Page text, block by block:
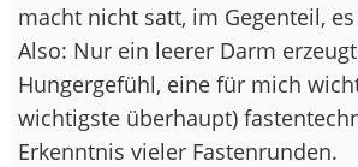
macht nicht satt, im Gegenteil,
Also: Nur ein leerer Darm
Hungergefühl, eine für mich
wichtigste überhaupt)
Erkenntnis vieler Fastenrunden.